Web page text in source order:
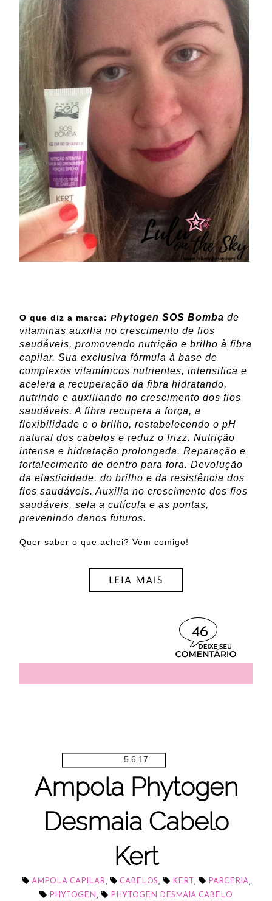
O que diz a marca: Phytogen SOS Bomba de
vitaminas auxilia no crescimento de fios
saudáveis, promovendo nutrição e brilho à fibra
capilar. Sua exclusiva fórmula à base de
complexos vitamínicos nutrientes, intensifica e
acelera a recuperação da fibra hidratando,
nutrindo e auxiliando no crescimento dos fios
saudáveis. A fibra recupera a força, a
flexibilidade e o brilho, restabelecendo o pH
natural dos cabelos e reduz o frizz. Nutrição
intensa e hidratação prolongada. Reparação e
fortalecimento de dentro para fora. Devolução
da elasticidade, do brilho e da resistência dos
fios saudáveis. Auxilia no crescimento dos fios
saudáveis, sela a cutícula e as pontas,
prevenindo danos futuros.
Quer saber o que achei? Vem comigo!
46
5.6.17
Ampola Phytogen
Desmaia Cabelo
Kert
AMPOLA CAPILAR, CABELOS, KERT , PARCERIA,
PHYTOGEN, PHYTOGEN DESMAIA CABELO